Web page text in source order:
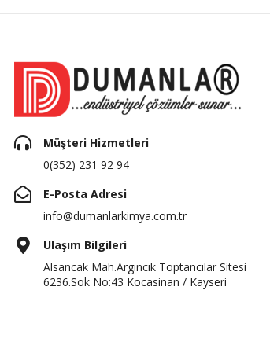
Müşteri Hizmetleri
0(352) 231 92 94
E-Posta Adresi
info@dumanlarkimya.com.tr
Ulaşım Bilgileri
Alsancak Mah.Argıncık Toptancılar Sitesi
6236.Sok No:43 Kocasinan / Kayseri